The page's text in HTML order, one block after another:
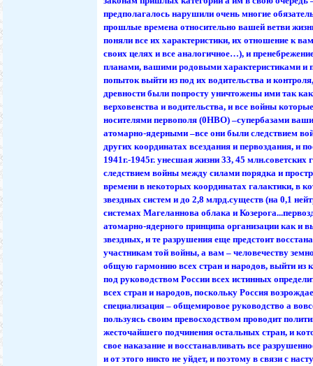
предполагалось нарушили очень многие
прошлые времена относительно вашей ветви
поняли все их характеристики, их отношение к
своих целях и все аналогичное…), и
планами, вашими родовыми характеристиками и
попыток выйти из под их водительства и
древности были попросту уничтожены ими так
верховенства и водительства, и все войны
носителями первополя (0НВО) –супербазами
атомарно-ядерными –все они были следствием
других координатах всездания и первоздания, и
1941г.-1945г. унесшая жизни 33, 45
следствием войны между силами порядка и
времени в некоторых координатах галактики, в
звездных систем и до 2,8 млрд.существ (на 0,1
системах Магеланнова облака и
атомарно-ядерного принципа организации как и
звездных, и те разрушения еще предстоит
участникам той войны, а вам – человечеству
общую гармонию всех стран и народов, выйти из
под руководством России всех истинных
всех стран и народов, поскольку Россия
специализация – общемировое руководство а
пользуясь своим превосходством проводит
жесточайшего подчинения остальных стран, и
свое наказание и восстанавливать все
и от этого никто не уйдет, и поэтому в связи с